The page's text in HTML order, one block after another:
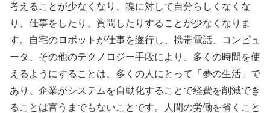
考えることが少なくなり、魂に対して自分らしくなくな
り、仕事をしたり、質問したりすることが少なくなりま
す。自宅のロボットが仕事を遂行し、携帯電話、コンピュ
ータ、その他のテクノロジー手段により、多くの時間を使
えるようにすることは、多くの人にとって「夢の生活」で
あり、企業がシステムを自動化することで経費を削減でき
ることは言うまでもないことです。人間の労働を省くこと